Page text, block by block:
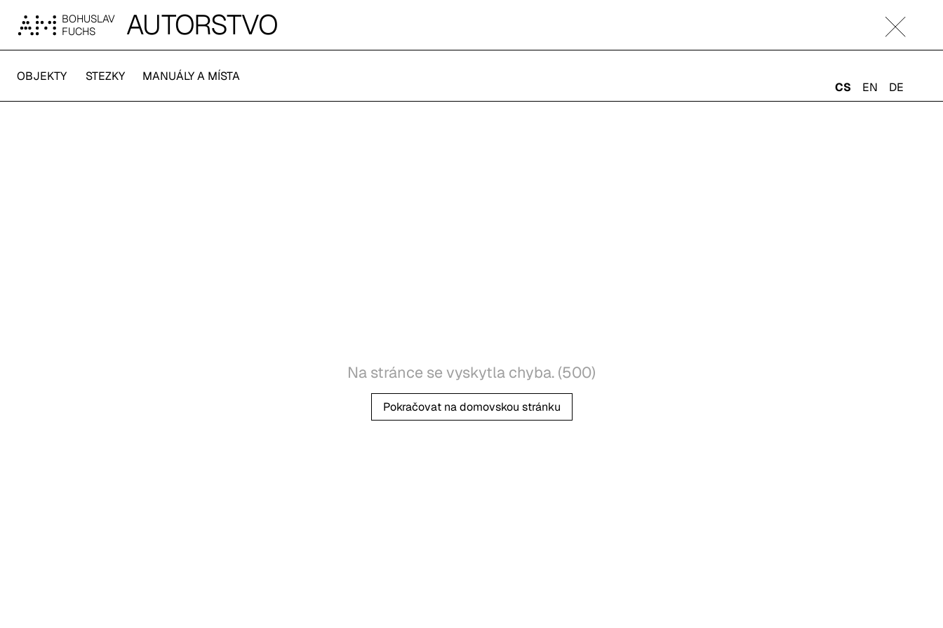
BOHUSLAV
FUCHS
AUTORSTVO
OBJEKTY STEZKY MANUÁLY A MÍSTA
CS EN DE
Na stránce se vyskytla chyba. (500)
Pokračovat na domovskou stránku